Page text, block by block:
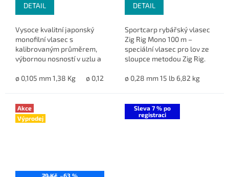
DETAIL
Vysoce kvalitní japonský
monofilní vlasec s
kalibrovaným průměrem,
výbornou nosností v uzlu a
záření i slané vodě. Skoro
ø 0,105 mm 1,38 Kg ø 0,125 mm 2,29 Kg ø 0,145 mm 2,85 kg
DETAIL
Sportcarp rybářský vlasec
Zig Rig Mono 100 m –
speciální vlasec pro lov ze
sloupce metodou Zig Rig.
pevnost v uzlu a nízká
ø 0,28 mm 15 lb 6,82 kg
Akce
Výprodej
79 Kč –63 %
Sleva 7 % po
registraci